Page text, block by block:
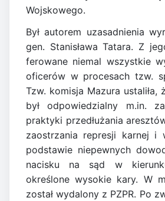
Wojskowego.
Był autorem uzasadnienia
gen. Stanisława Tatara. Z
ferowane niemal wszystkie
oficerów w procesach tzw.
Tzw. komisja Mazura ustaliła,
był odpowiedzialny m.in.
praktyki przedłużania
zaostrzania represji karnej i
podstawie niepewnych
nacisku na sąd w
określone wysokie kary. W
został wydalony z PZPR. Po